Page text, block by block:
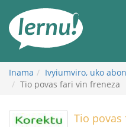
rupapuro
rw'ibirimwo
Inama
Ivyiumviro, uko
Tio povas fari vin freneza
Tio povas